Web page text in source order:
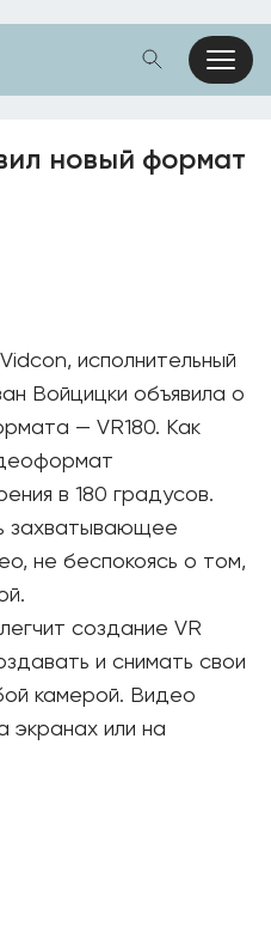
новый формат
исполнительный
Войцицки объявила о
— VR180. Как
в 180 градусов.
захватывающее
не беспокоясь о том,
создание VR
и снимать свои
камерой. Видео
экранах или на